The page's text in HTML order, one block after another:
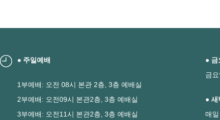
● 주일예배
1부예배: 오전 08시 본관 2층, 3층 예배실
2부예배: 오전09시 본관2층, 3층 예배실
3부예배: 오전11시 본관2층, 3층 예배실
● 금
금
● 새
매